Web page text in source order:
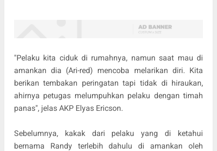
"Pelaku kita ciduk di rumahnya, namun saat mau di
amankan dia (Ari-red) mencoba melarikan diri. Kita
berikan tembakan peringatan tapi tidak di hiraukan,
ahirnya petugas melumpuhkan pelaku dengan timah
panas", jelas AKP Elyas Ericson.
Sebelumnya, kakak dari pelaku yang di ketahui
bernama Randy terlebih dahulu di amankan oleh